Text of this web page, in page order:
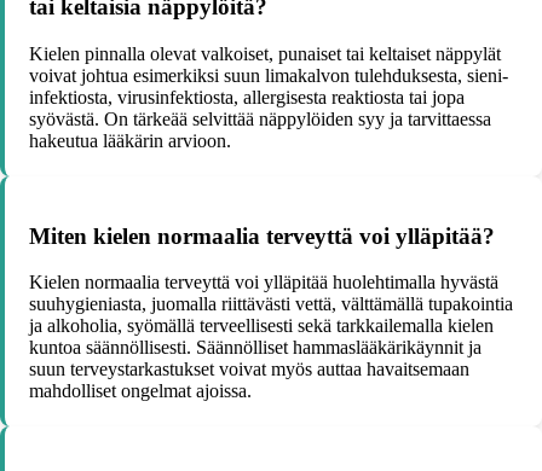
tai keltaisia näppylöitä?
Kielen pinnalla olevat valkoiset, punaiset tai keltaiset näppylät
voivat johtua esimerkiksi suun limakalvon tulehduksesta, sieni-
infektiosta, virusinfektiosta, allergisesta reaktiosta tai jopa
syövästä. On tärkeää selvittää näppylöiden syy ja tarvittaessa
hakeutua lääkärin arvioon.
Miten kielen normaalia terveyttä voi ylläpitää?
Kielen normaalia terveyttä voi ylläpitää huolehtimalla hyvästä
suuhygieniasta, juomalla riittävästi vettä, välttämällä tupakointia
ja alkoholia, syömällä terveellisesti sekä tarkkailemalla kielen
kuntoa säännöllisesti. Säännölliset hammaslääkärikäynnit ja
suun terveystarkastukset voivat myös auttaa havaitsemaan
mahdolliset ongelmat ajoissa.